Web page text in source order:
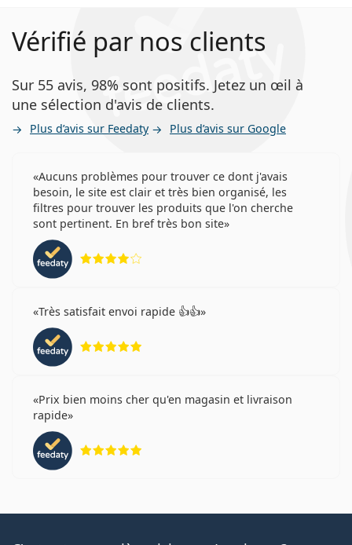
Vérifié par nos clients
Sur 55 avis, 98% sont positifs. Jetez un œil à
une sélection d'avis de clients.
Plus d’avis sur Feedaty Plus d’avis sur Google
Aucuns problèmes pour trouver ce dont j'avais
besoin, le site est clair et très bien organisé, les
filtres pour trouver les produits que l'on cherche
sont pertinent. En bref très bon site
Très satisfait envoi rapide 👍👍
Prix bien moins cher qu'en magasin et livraison
rapide